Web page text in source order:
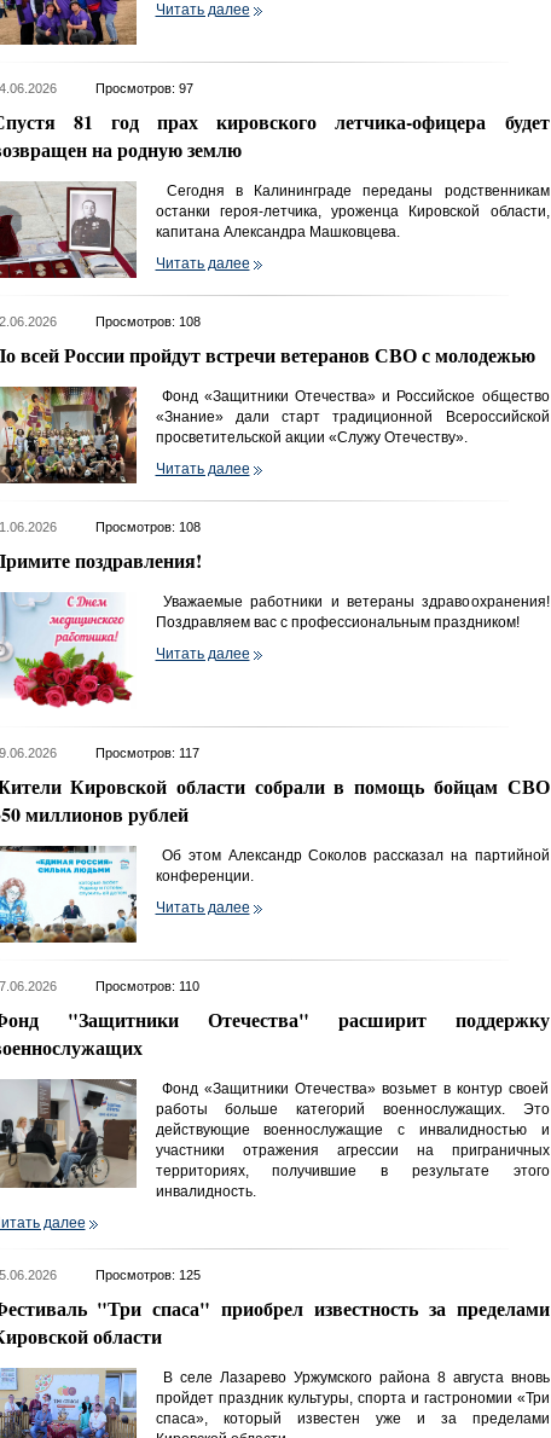
Читать далее
Просмотров: 97
81 год прах кировского летчика-офицера будет
на родную землю
Сегодня в Калининграде переданы родственникам
останки героя-летчика, уроженца Кировской области,
капитана Александра Машковцева.
Читать далее
Просмотров: 108
всей России пройдут встречи ветеранов СВО с молодежью
Фонд «Защитники Отечества» и Российское общество
«Знание» дали старт традиционной Всероссийской
просветительской акции «Служу Отечеству».
Читать далее
Просмотров: 108
поздравления!
Уважаемые работники и ветераны здравоохранения!
Поздравляем вас с профессиональным праздником!
Читать далее
Просмотров: 117
Кировской области собрали в помощь бойцам СВО
миллионов рублей
Об этом Александр Соколов рассказал на партийной
конференции.
Читать далее
Просмотров: 110
"Защитники Отечества" расширит поддержку
Фонд «Защитники Отечества» возьмет в контур своей
работы больше категорий военнослужащих. Это
действующие военнослужащие с инвалидностью и
участники отражения агрессии на приграничных
территориях, получившие в результате этого
инвалидность.
далее
Просмотров: 125
"Три спаса" приобрел известность за пределами
области
В селе Лазарево Уржумского района 8 августа вновь
пройдет праздник культуры, спорта и гастрономии «Три
спаса», который известен уже и за пределами